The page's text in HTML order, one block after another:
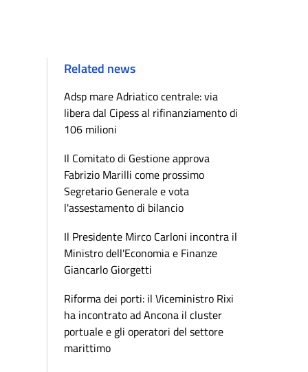
Related news
Adsp mare Adriatico centrale: via
libera dal Cipess al rifinanziamento di
106 milioni
Il Comitato di Gestione approva
Fabrizio Marilli come prossimo
Segretario Generale e vota
l'assestamento di bilancio
Il Presidente Mirco Carloni incontra il
Ministro dell'Economia e Finanze
Giancarlo Giorgetti
Riforma dei porti: il Viceministro Rixi
ha incontrato ad Ancona il cluster
portuale e gli operatori del settore
marittimo